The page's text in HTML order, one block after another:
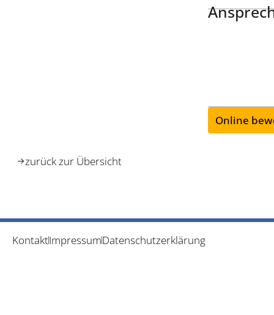
Online
zurück zur Übersicht
KontaktImpressumDatenschutzerklärung